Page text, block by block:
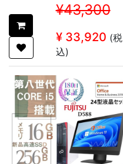
代/WIFI/Bluetooth/DVD-
ROM/8GB/SSD128GB (整
備済み品)
¥43,300
¥ 33,920 (税
込)